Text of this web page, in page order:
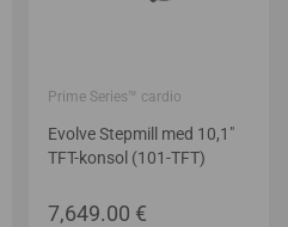
Prime Series™ cardio
Evolve Stepmill med 10,1″
TFT-konsol (101-TFT)
7,649.00 €